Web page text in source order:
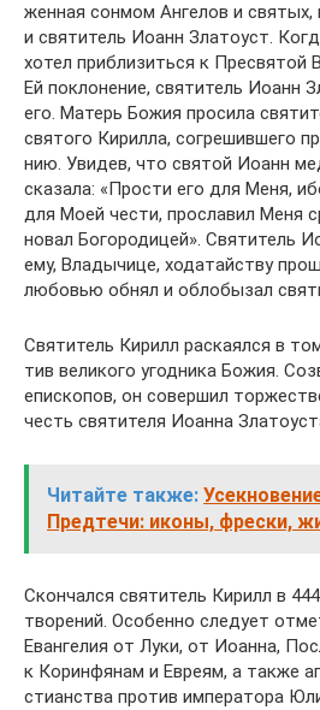
жен­ная сон­мом Ан­ге­лов и свя­тых,
и свя­ти­тель Иоанн Зла­то­уст.
хо­тел при­бли­зить­ся к Пре­свя­той
Ей по­кло­не­ние, свя­ти­тель Иоанн
его. Ма­терь Бо­жия про­си­ла
свя­то­го Ки­рил­ла, со­гре­шив­ше­го
нию. Уви­дев, что свя­той Иоанн
ска­за­ла: «Про­сти его для Ме­ня,
для Мо­ей че­сти, про­сла­вил Ме­ня
но­вал Бо­го­ро­ди­цей». Свя­ти­тель
е­му, Вла­ды­чи­це, хо­да­тай­ству
лю­бо­вью об­нял и об­ло­бы­зал
Свя­ти­тель Ки­рилл рас­ка­ял­ся в
тив ве­ли­ко­го угод­ни­ка Бо­жия.
епи­ско­пов, он со­вер­шил
честь свя­ти­те­ля Иоан­на
Читайте также:
Предтечи: иконы, фрески,
Скон­чал­ся свя­ти­тель Ки­рилл в
тво­ре­ний. Осо­бен­но сле­ду­ет
Еван­ге­лия от Лу­ки, от Иоан­на,
к Ко­рин­фя­нам и Ев­ре­ям, а так­же
сти­ан­ства про­тив им­пе­ра­то­ра